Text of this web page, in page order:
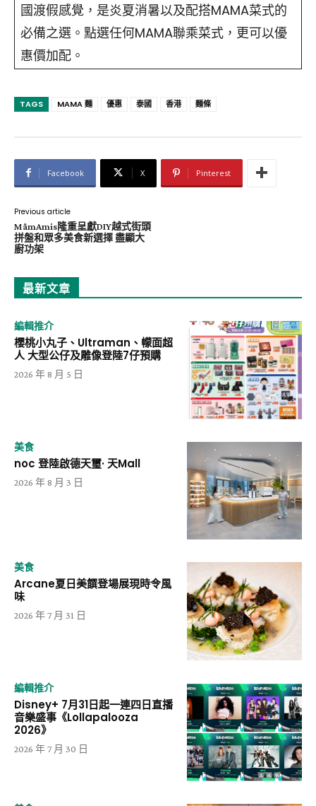
國渡假感覺，是炎夏消暑以及配搭MAMA菜式的
必備之選。點選任何MAMA聯乘菜式，更可以優
惠價加配。
TAGS MAMA 麵 優惠 泰國 香港 麵條
Facebook X Pinterest
Previous article
MâmAmis隆重呈獻DIY越式街頭
拼盤和眾多美食新選擇 盡顯大
廚功架
最新文章
編輯推介
櫻桃小丸子、Ultraman、幪面超
人 大型公仔及雕像登陸7仔預購
2026 年 8 月 5 日
美食
noc 登陸啟德天璽· 天Mall
2026 年 8 月 3 日
美食
Arcane夏日美饌登場展現時令風
味
2026 年 7 月 31 日
編輯推介
Disney+ 7月31日起一連四日直播
音樂盛事《Lollapalooza
2026》
2026 年 7 月 30 日